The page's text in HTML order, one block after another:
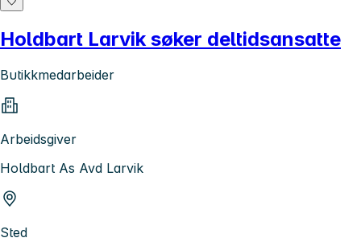
Holdbart Larvik søker deltidsansatte
Butikkmedarbeider
Arbeidsgiver
Holdbart As Avd Larvik
Sted